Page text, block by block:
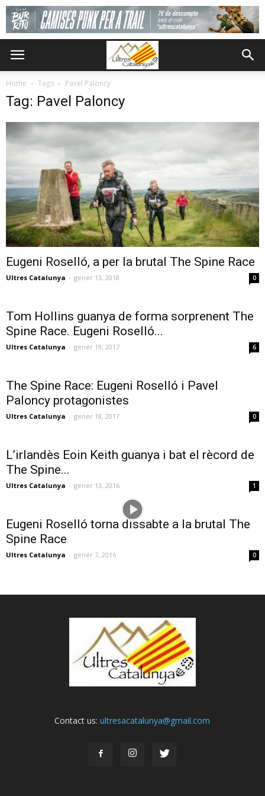
Home Tags Pavel Paloncy
Tag: Pavel Paloncy
Eugeni Roselló, a per la brutal The Spine Race
Ultres Catalunya - gener 13, 2018 0
Tom Hollins guanya de forma sorprenent The
Spine Race. Eugeni Roselló...
Ultres Catalunya - gener 19, 2017 6
The Spine Race: Eugeni Roselló i Pavel
Paloncy protagonistes
Ultres Catalunya - gener 18, 2017 0
L’irlandès Eoin Keith guanya i bat el rècord de
The Spine...
Ultres Catalunya - gener 13, 2016 1
Eugeni Roselló torna dissabte a la brutal The
Spine Race
Ultres Catalunya - gener 7, 2016 0
Contact us:ultresacatalunya@gmail.com